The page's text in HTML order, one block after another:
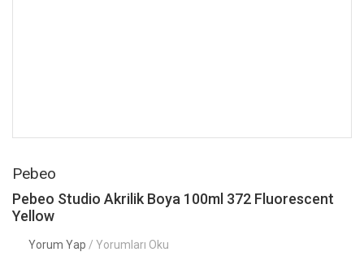
Pebeo
Pebeo Studio Akrilik Boya 100ml 372 Fluorescent
Yellow
Yorum Yap / Yorumları Oku